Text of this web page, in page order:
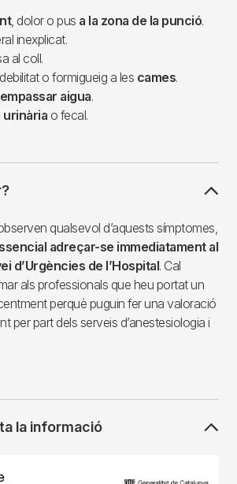
, dolor o pus a la zona de la punció.
inexplicat.
al coll.
o formigueig a les cames.
aigua.
o fecal.
qualsevol d’aquests símptomes,
adreçar-se immediatament al
d’Urgències de l’Hospital. Cal
als professionals que heu portat un
perquè puguin fer una valoració
per part dels serveis d’anestesiologia i
la informació